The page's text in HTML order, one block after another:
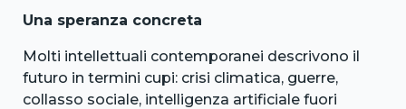
Una speranza concreta
Molti intellettuali contemporanei descrivono il
futuro in termini cupi: crisi climatica, guerre,
collasso sociale, intelligenza artificiale fuori